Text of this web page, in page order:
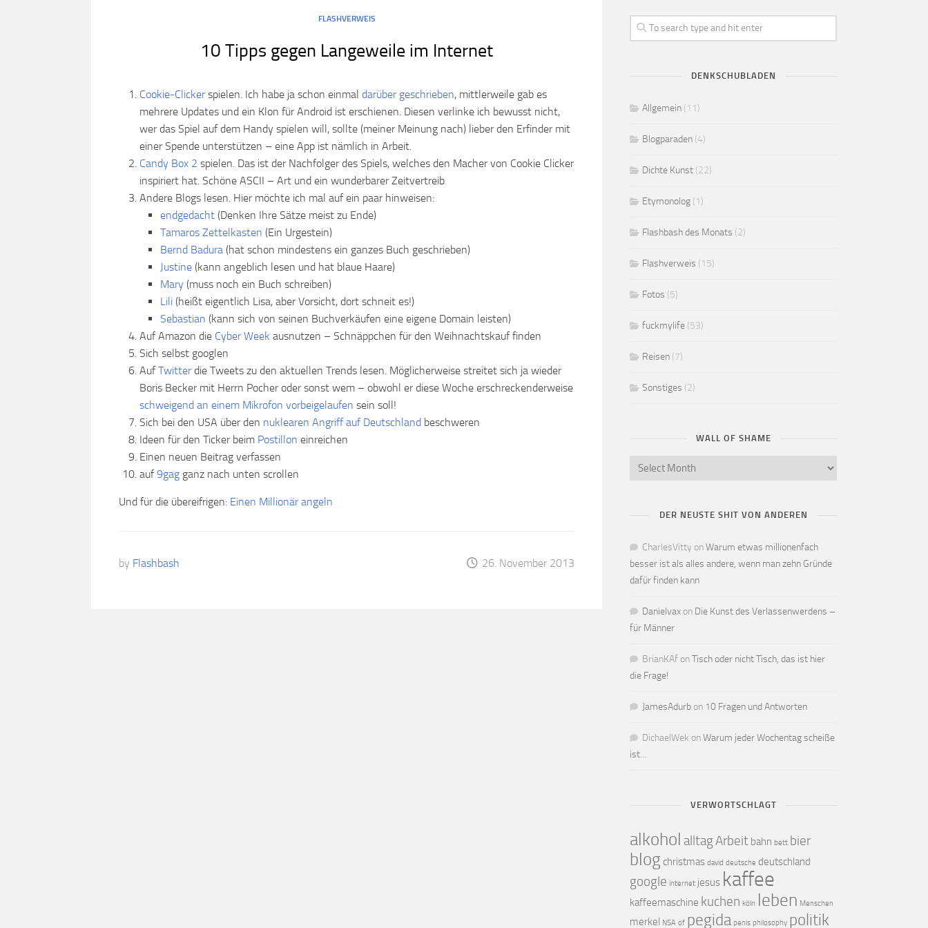
FLASHVERWEIS
10 Tipps gegen Langeweile im Internet
Cookie-Clickerspielen. Ich habe ja schon einmal darüber geschrieben, mittlerweile gab es
mehrere Updates und ein Klon für Android ist erschienen. Diesen verlinke ich bewusst nicht,
wer das Spiel auf dem Handy spielen will, sollte (meiner Meinung nach) lieber den Erfinder mit
einer Spende unterstützen – eine App ist nämlich in Arbeit.
Candy Box 2 spielen. Das ist der Nachfolger des Spiels, welches den Macher von Cookie Clicker
inspiriert hat. Schöne ASCII – Art und ein wunderbarer Zeitvertreib
Andere Blogs lesen. Hier möchte ich mal auf ein paar hinweisen:
endgedacht (Denken Ihre Sätze meist zu Ende)
Tamaros Zettelkasten (Ein Urgestein)
Bernd Badura (hat schon mindestens ein ganzes Buch geschrieben)
Justine (kann angeblich lesen und hat blaue Haare)
Mary (muss noch ein Buch schreiben)
Lili (heißt eigentlich Lisa, aber Vorsicht, dort schneit es!)
Sebastian (kann sich von seinen Buchverkäufen eine eigene Domain leisten)
Auf Amazon die Cyber Week ausnutzen – Schnäppchen für den Weihnachtskauf finden
Sich selbst googlen
AufTwitterdie Tweets zu den aktuellen Trends lesen. Möglicherweise streitet sich ja wieder
Boris Becker mit Herrn Pocher oder sonst wem – obwohl er diese Woche erschreckenderweise
schweigend an einem Mikrofon vorbeigelaufen sein soll!
Sich bei den USA über den nuklearen Angriff auf Deutschland beschweren
Ideen für den Ticker beim Postillon einreichen
Einen neuen Beitrag verfassen
auf9gag ganz nach unten scrollen
Und für die übereifrigen: Einen Millionär angeln
by Flashbash 26. November 2013
DENKSCHUBLADEN
Allgemein (11)
Blogparaden (4)
Dichte Kunst (22)
Etymonolog (1)
Flashbash des Monats (2)
Flashverweis (15)
Fotos (5)
fuckmylife (53)
Reisen (7)
Sonstiges (2)
WALL OF SHAME
DER NEUSTE SHIT VON ANDEREN
CharlesVitty onWarum etwas millionenfach
besser ist als alles andere, wenn man zehn Gründe
dafür finden kann
Danielvax on Die Kunst des Verlassenwerdens –
für Männer
BrianKAf onTisch oder nicht Tisch, das ist hier
die Frage!
JamesAdurb on 10 Fragen und Antworten
DichaelWek onWarum jeder Wochentag scheiße
ist…
VERWORTSCHLAGT
alkohol alltagArbeit bahn bett bier
blog christmas david deutsche deutschland
google internet jesus kaffee
kaffeemaschine kuchen köln leben Menschen
merkel NSA of pegida penis philosophy politik